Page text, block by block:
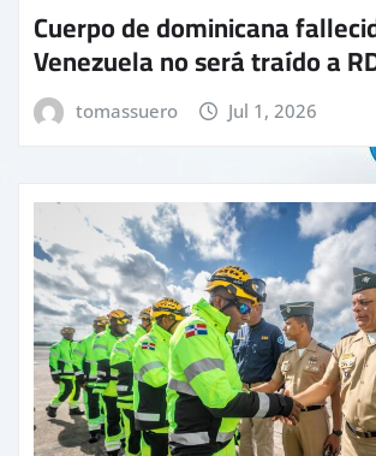
Cuerpo de dominicana
Venezuela no será traído a
tomassuero Jul 1, 2026